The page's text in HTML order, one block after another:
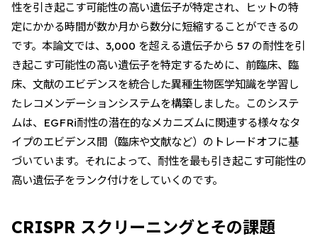
性を引き起こす可能性の高い遺伝子が特定され、ヒットの特
定にかかる時間が数か月から数分に短縮することができるの
です。本論文では、3,000 を超える遺伝子から 57 の耐性を引
き起こす可能性の高い遺伝子を特定するために、前臨床、臨
床、文献のエビデンスを統合した異種生物医学知識を学習し
たレコメンデーションシステムを構築しました。このシステ
ムは、EGFRi耐性の潜在的なメカニズムに関連する様々なタ
イプのエビデンス間（臨床や文献など）のトレードオフに基
づいています。それによって、耐性を最も引き起こす可能性の
高い遺伝子をランク付けをしていくのです。
CRISPR スクリーニングとその課題